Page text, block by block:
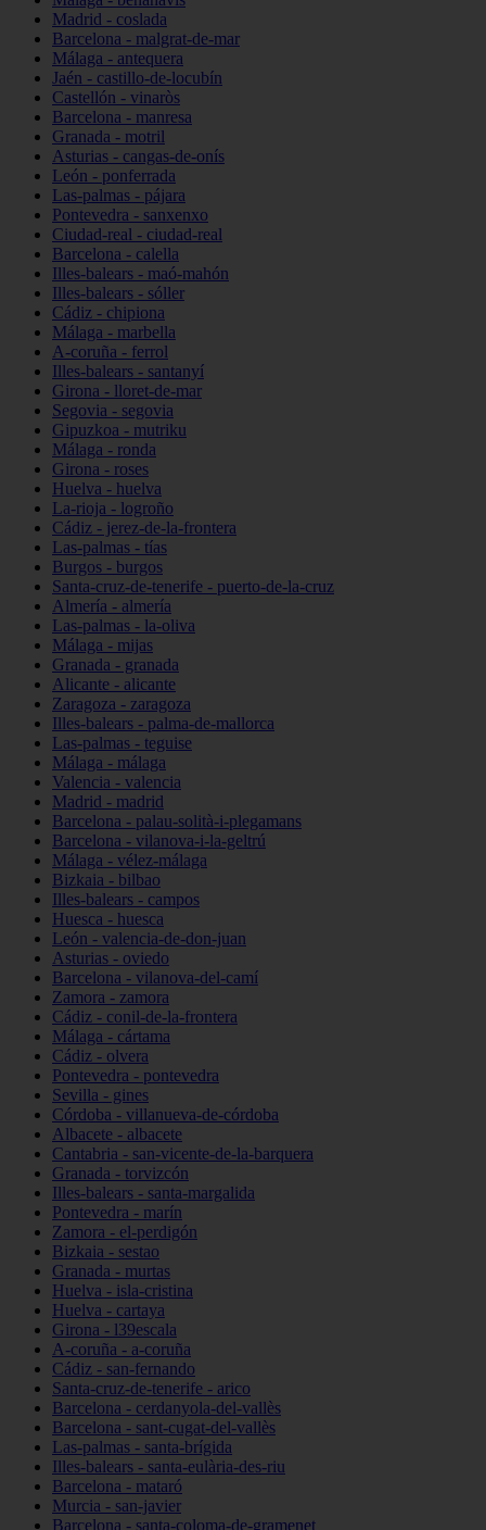
Madrid - coslada
Barcelona - malgrat-de-mar
Málaga - antequera
Jaén - castillo-de-locubín
Castellón - vinaròs
Barcelona - manresa
Granada - motril
Asturias - cangas-de-onís
León - ponferrada
Las-palmas - pájara
Pontevedra - sanxenxo
Ciudad-real - ciudad-real
Barcelona - calella
Illes-balears - maó-mahón
Illes-balears - sóller
Cádiz - chipiona
Málaga - marbella
A-coruña - ferrol
Illes-balears - santanyí
Girona - lloret-de-mar
Segovia - segovia
Gipuzkoa - mutriku
Málaga - ronda
Girona - roses
Huelva - huelva
La-rioja - logroño
Cádiz - jerez-de-la-frontera
Las-palmas - tías
Burgos - burgos
Santa-cruz-de-tenerife - puerto-de-la-cruz
Almería - almería
Las-palmas - la-oliva
Málaga - mijas
Granada - granada
Alicante - alicante
Zaragoza - zaragoza
Illes-balears - palma-de-mallorca
Las-palmas - teguise
Málaga - málaga
Valencia - valencia
Madrid - madrid
Barcelona - palau-solità-i-plegamans
Barcelona - vilanova-i-la-geltrú
Málaga - vélez-málaga
Bizkaia - bilbao
Illes-balears - campos
Huesca - huesca
León - valencia-de-don-juan
Asturias - oviedo
Barcelona - vilanova-del-camí
Zamora - zamora
Cádiz - conil-de-la-frontera
Málaga - cártama
Cádiz - olvera
Pontevedra - pontevedra
Sevilla - gines
Córdoba - villanueva-de-córdoba
Albacete - albacete
Cantabria - san-vicente-de-la-barquera
Granada - torvizcón
Illes-balears - santa-margalida
Pontevedra - marín
Zamora - el-perdigón
Bizkaia - sestao
Granada - murtas
Huelva - isla-cristina
Huelva - cartaya
Girona - l39escala
A-coruña - a-coruña
Cádiz - san-fernando
Santa-cruz-de-tenerife - arico
Barcelona - cerdanyola-del-vallès
Barcelona - sant-cugat-del-vallès
Las-palmas - santa-brígida
Illes-balears - santa-eulària-des-riu
Barcelona - mataró
Murcia - san-javier
Barcelona - santa-coloma-de-gramenet